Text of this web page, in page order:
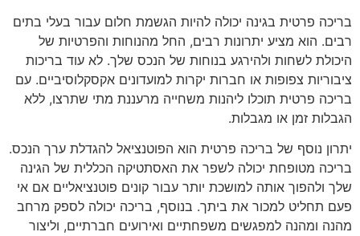
בריכה פרטית בגינה יכולה להיות הגשמת חלום עבור בעלי בתים
רבים. הוא מציע יתרונות רבים, החל מהנוחות והפרטיות של
היכולת לשחות ולהירגע בנוחות של הנכס שלך. לא עוד בריכות
ציבוריות צפופות או חברות יקרות למועדונים אקסקלוסיביים. עם
בריכה פרטית תוכלו ליהנות משחייה מרעננת מתי שתרצו, ללא
הגבלות זמן או מגבלות.
יתרון נוסף של בריכה פרטית הוא הפוטנציאל להגדלת ערך הנכס.
בריכה מטופחת יכולה לשפר את האסתטיקה הכללית של הגינה
שלך ולהפוך אותה למושכת יותר עבור קונים פוטנציאליים אם אי
פעם תחליט למכור את ביתך. בנוסף, בריכה יכולה לספק מרחב
מהנה ומהנה למפגשים משפחתיים ואירועים חברתיים, וליצור